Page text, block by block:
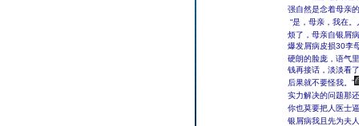
强自然是念着母亲
“是，母亲，我在
烦了，母亲自银屑
爆发屑病皮损30李
硬朗的脸庞，语气
钱再接话，淡淡看
后果就不要怪我。”
实力解决的问题那
你也莫要把人医士
银屑病我且先为夫